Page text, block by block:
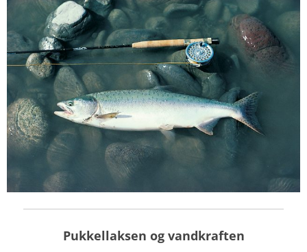
Pukkellaksen og vandkraften